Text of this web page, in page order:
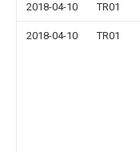
2018-04-10 TR01
2018-04-10 TR01